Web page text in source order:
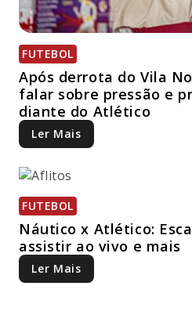
FUTEBOL
Após derrota do Vila
falar sobre pressão e
diante do Atlético
Ler Mais
FUTEBOL
Náutico x Atlético:
assistir ao vivo e mais
Ler Mais